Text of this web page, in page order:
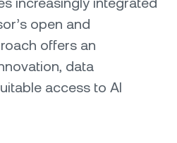
open and
offers an
data
access to AI